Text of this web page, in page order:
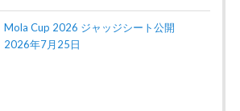
Mola Cup 2026 ジャッジシート公開
2026年7月25日